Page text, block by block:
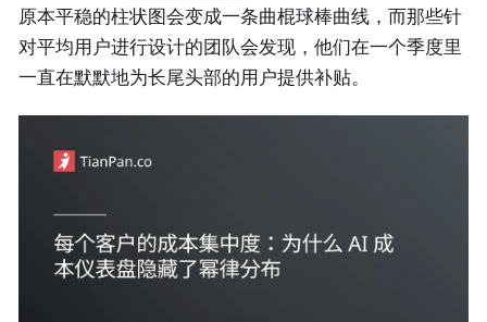
原本平稳的柱状图会变成一条曲棍球棒曲线，而那些针
对平均用户进行设计的团队会发现，他们在一个季度里
一直在默默地为长尾头部的用户提供补贴。